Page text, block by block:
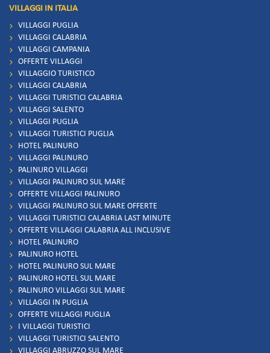
VILLAGGI IN ITALIA
VILLAGGI PUGLIA
VILLAGGI CALABRIA
VILLAGGI CAMPANIA
OFFERTE VILLAGGI
VILLAGGIO TURISTICO
VILLAGGI CALABRIA
VILLAGGI TURISTICI CALABRIA
VILLAGGI SALENTO
VILLAGGI PUGLIA
VILLAGGI TURISTICI PUGLIA
HOTEL PALINURO
VILLAGGI PALINURO
PALINURO VILLAGGI
VILLAGGI PALINURO SUL MARE
OFFERTE VILLAGGI PALINURO
VILLAGGI PALINURO SUL MARE OFFERTE
VILLAGGI TURISTICI CALABRIA LAST MINUTE
OFFERTE VILLAGGI CALABRIA ALL INCLUSIVE
HOTEL PALINURO
PALINURO HOTEL
HOTEL PALINURO SUL MARE
PALINURO HOTEL SUL MARE
PALINURO VILLAGGI SUL MARE
VILLAGGI IN PUGLIA
OFFERTE VILLAGGI PUGLIA
I VILLAGGI TURISTICI
VILLAGGI TURISTICI SALENTO
VILLAGGI ABRUZZO SUL MARE